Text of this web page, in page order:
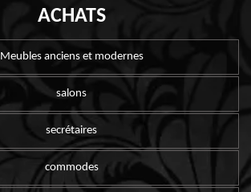
ACHATS
Meubles anciens et modernes
salons
secrétaires
commodes